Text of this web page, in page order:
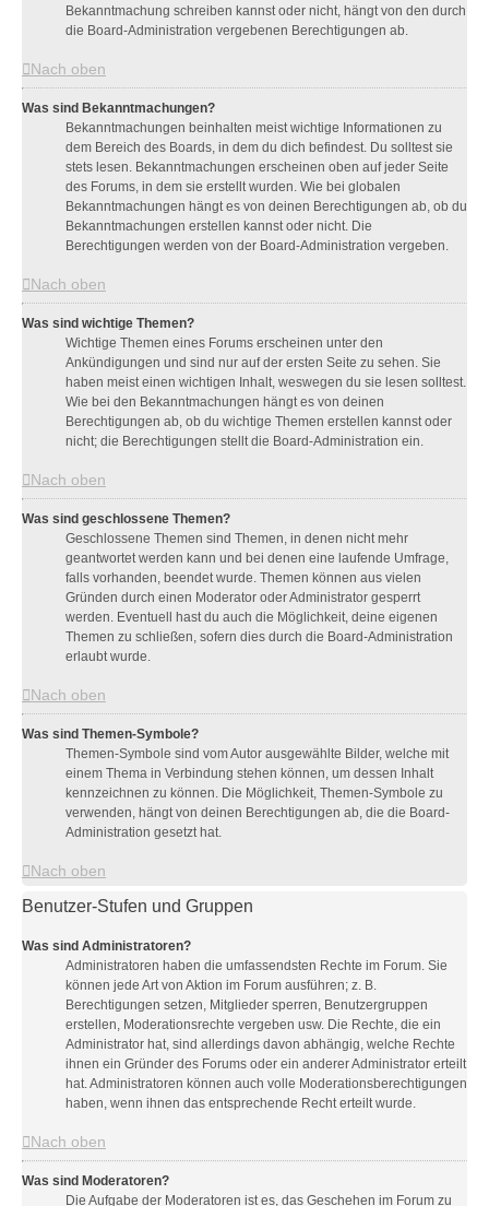
Bekanntmachung schreiben kannst oder nicht, hängt von den durch
die Board-Administration vergebenen Berechtigungen ab.
Nach oben
Was sind Bekanntmachungen?
Bekanntmachungen beinhalten meist wichtige Informationen zu
dem Bereich des Boards, in dem du dich befindest. Du solltest sie
stets lesen. Bekanntmachungen erscheinen oben auf jeder Seite
des Forums, in dem sie erstellt wurden. Wie bei globalen
Bekanntmachungen hängt es von deinen Berechtigungen ab, ob du
Bekanntmachungen erstellen kannst oder nicht. Die
Berechtigungen werden von der Board-Administration vergeben.
Nach oben
Was sind wichtige Themen?
Wichtige Themen eines Forums erscheinen unter den
Ankündigungen und sind nur auf der ersten Seite zu sehen. Sie
haben meist einen wichtigen Inhalt, weswegen du sie lesen solltest.
Wie bei den Bekanntmachungen hängt es von deinen
Berechtigungen ab, ob du wichtige Themen erstellen kannst oder
nicht; die Berechtigungen stellt die Board-Administration ein.
Nach oben
Was sind geschlossene Themen?
Geschlossene Themen sind Themen, in denen nicht mehr
geantwortet werden kann und bei denen eine laufende Umfrage,
falls vorhanden, beendet wurde. Themen können aus vielen
Gründen durch einen Moderator oder Administrator gesperrt
werden. Eventuell hast du auch die Möglichkeit, deine eigenen
Themen zu schließen, sofern dies durch die Board-Administration
erlaubt wurde.
Nach oben
Was sind Themen-Symbole?
Themen-Symbole sind vom Autor ausgewählte Bilder, welche mit
einem Thema in Verbindung stehen können, um dessen Inhalt
kennzeichnen zu können. Die Möglichkeit, Themen-Symbole zu
verwenden, hängt von deinen Berechtigungen ab, die die Board-
Administration gesetzt hat.
Nach oben
Benutzer-Stufen und Gruppen
Was sind Administratoren?
Administratoren haben die umfassendsten Rechte im Forum. Sie
können jede Art von Aktion im Forum ausführen; z. B.
Berechtigungen setzen, Mitglieder sperren, Benutzergruppen
erstellen, Moderationsrechte vergeben usw. Die Rechte, die ein
Administrator hat, sind allerdings davon abhängig, welche Rechte
ihnen ein Gründer des Forums oder ein anderer Administrator erteilt
hat. Administratoren können auch volle Moderationsberechtigungen
haben, wenn ihnen das entsprechende Recht erteilt wurde.
Nach oben
Was sind Moderatoren?
Die Aufgabe der Moderatoren ist es, das Geschehen im Forum zu